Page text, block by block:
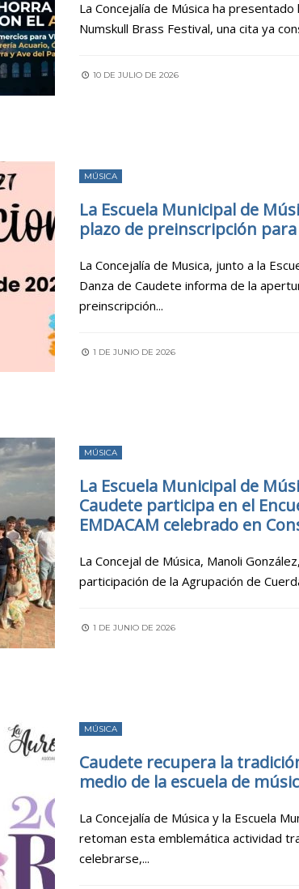
La Concejalía de Música ha
Numskull Brass Festival, una cita ya
10 DE JULIO DE 2026
MÚSICA
La Escuela Municipal de
plazo de preinscripción
La Concejalía de Musica, junto a la
Danza de Caudete informa de la
preinscripción...
1 DE JUNIO DE 2026
MÚSICA
La Escuela Municipal de
Caudete participa en el
EMDACAM celebrado en
La Concejal de Música, Manoli
participación de la Agrupación de
1 DE JUNIO DE 2026
MÚSICA
Caudete recupera la
medio de la escuela de
La Concejalía de Música y la Escuela
retoman esta emblemática actividad
celebrarse,...